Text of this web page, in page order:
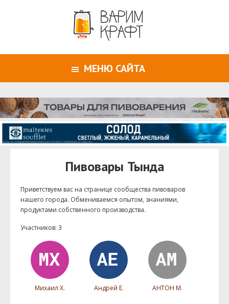
МЕНЮ САЙТА
Пивовары Тында
Приветствуем ваc на странице сообщества пивоваров
нашего города. Обмениваемся опытом, знаниями,
продуктами собственного производства.
Участников: 3
Михаил Х. Андрей Е. АНТОН М.